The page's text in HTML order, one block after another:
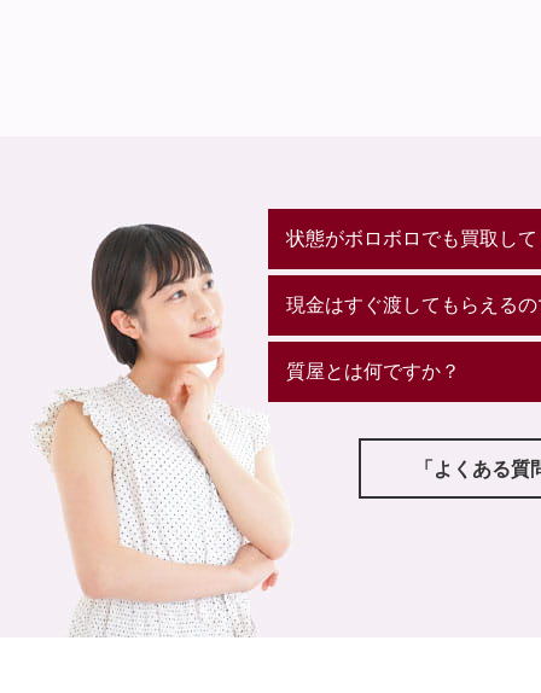
状態がボロボロでも買取し
現金はすぐ渡してもらえる
質屋とは何ですか？
「よくある